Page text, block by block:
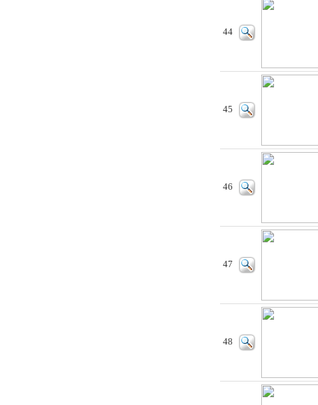
44
45
46
47
48